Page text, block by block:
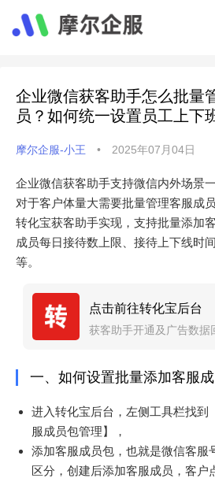
企业微信获客助手怎么批量
员？如何统一设置员工上下
摩尔企服-小王 • 2025年07月04日
企业微信获客助手支持微信内外场景
对于客户体量大需要批量管理客服成
转化宝获客助手实现，支持批量添加
成员每日接待数上限、接待上下线时
等。
点击前往转化宝后台
获客助手开通及广告数据
一、如何设置批量添加客服成
进入转化宝后台，左侧工具栏找到
服成员包管理】，
添加客服成员包，也就是微信客服
区分，创建后添加客服成员，客户